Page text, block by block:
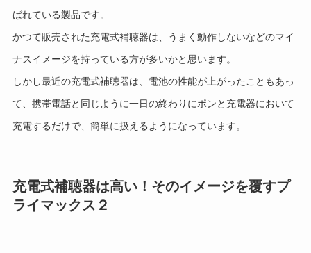
ばれている製品です。
かつて販売された充電式補聴器は、うまく動作しないなどのマイ
ナスイメージを持っている方が多いかと思います。
しかし最近の充電式補聴器は、電池の性能が上がったこともあっ
て、携帯電話と同じように一日の終わりにポンと充電器において
充電するだけで、簡単に扱えるようになっています。
充電式補聴器は高い！そのイメージを覆すプ
ライマックス２